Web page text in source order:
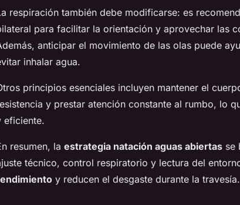
respiración también debe modificarse: es
para facilitar la orientación y aprovechar las
anticipar el movimiento de las olas puede
inhalar agua.
principios esenciales incluyen mantener el
y prestar atención constante al rumbo, lo
eficiente.
resumen, la estrategia natación aguas abiertas se
técnico, control respiratorio y lectura del
y reducen el desgaste durante la travesía.